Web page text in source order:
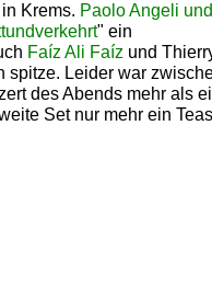
Krems. Paolo Angeli und
" ein
Faíz Ali Faíz und
spitze. Leider war
des Abends mehr als
Set nur mehr ein